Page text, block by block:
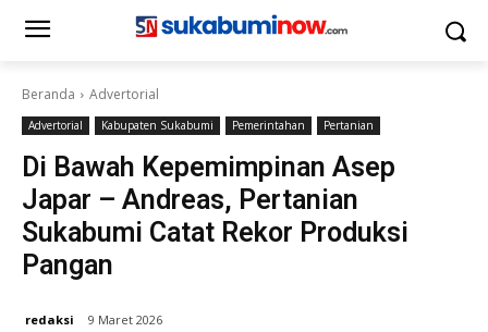
Beranda Advertorial
Advertorial Kabupaten Sukabumi Pemerintahan Pertanian
Di Bawah Kepemimpinan Asep
Japar – Andreas, Pertanian
Sukabumi Catat Rekor Produksi
Pangan
redaksi 9 Maret 2026